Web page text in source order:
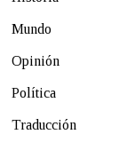
Mundo
Opinión
Política
Traducción